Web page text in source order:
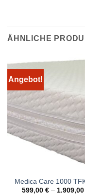
ÄHNLICHE
Angebot!
Medica Care 1000
599,00 €– 1.909,00